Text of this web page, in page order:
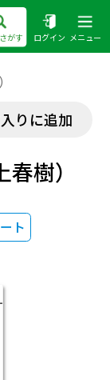
がす ログイン メニュー
りに追加
樹）
ト